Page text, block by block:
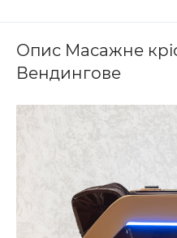
Опис Масажне
Вендингове